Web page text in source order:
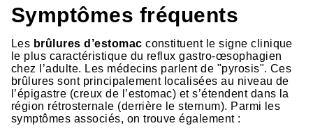
Symptômes fréquents
Les brûlures d’estomac constituent le signe clinique
le plus caractéristique du reflux gastro-œsophagien
chez l’adulte. Les médecins parlent de "pyrosis". Ces
brûlures sont principalement localisées au niveau de
l’épigastre (creux de l’estomac) et s’étendent dans la
région rétrosternale (derrière le sternum). Parmi les
symptômes associés, on trouve également :